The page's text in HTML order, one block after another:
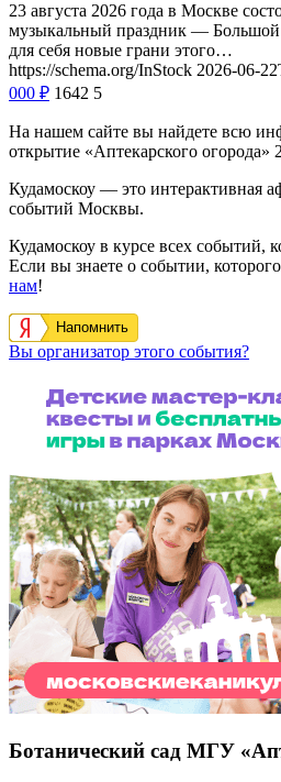
23 августа 2026 года в Москве
музыкальный праздник — Большой
для себя новые грани этого…
https://schema.org/InStock 2026-06-
000 ₽ 1642 5
На нашем сайте вы найдете всю
открытие «Аптекарского огорода»
Кудамоскоу — это интерактивная
событий Москвы.
Кудамоскоу в курсе всех событий,
Если вы знаете о событии,
нам!
Напомнить
Вы организатор этого события?
Ботанический сад МГУ